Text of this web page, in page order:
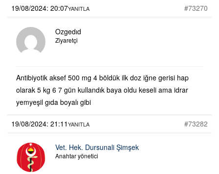
19/08/2024: 20:07 #73270
YANITLA
Ozgedıd
Ziyaretçi
Antibiyotik aksef 500 mg 4 böldük ilk doz iğne gerisi hap
olarak 5 kg 6 7 gün kullandık baya oldu keseli ama idrar
yemyeşil gıda boyalı gibi
19/08/2024: 21:11 #73282
YANITLA
Vet. Hek. Dursunali Şimşek
Anahtar yönetici